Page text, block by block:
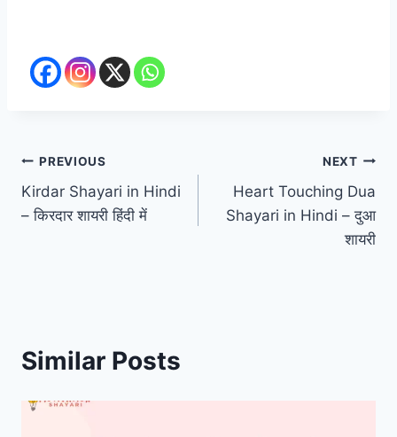
Post
navigation
PREVIOUS
Kirdar Shayari in Hindi
– किरदार शायरी हिंदी में
NEXT
Heart Touching Dua
Shayari in Hindi – दुआ
शायरी
Similar Posts